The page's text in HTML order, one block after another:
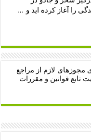
را آغاز کرده اید و …
لازم از مراجع
تابع قوانین و مقررات